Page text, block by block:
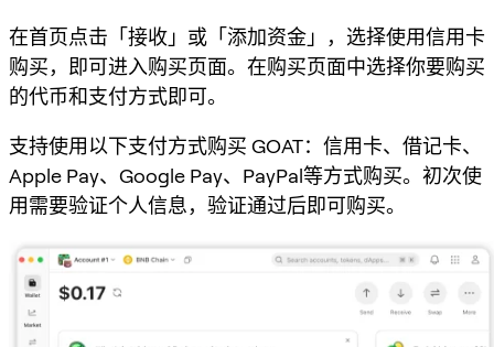
在首页点击「接收」或「添加资金」，选择使用信用卡
购买，即可进入购买页面。在购买页面中选择你要购买
的代币和支付方式即可。
支持使用以下支付方式购买 GOAT：信用卡、借记卡、
Apple Pay、Google Pay、PayPal等方式购买。初次使
用需要验证个人信息，验证通过后即可购买。